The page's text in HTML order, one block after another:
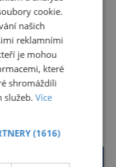
Commons/Public
cookie.
našich
reklamními
je mohou
které
shromáždili
služeb.Více
(1616)